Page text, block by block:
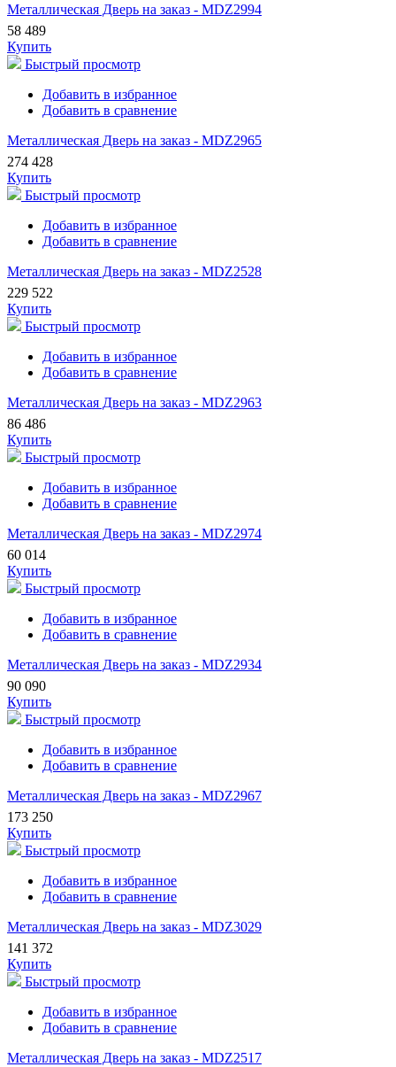
Металлическая Дверь на заказ - MDZ2994
58 489
Купить
Быстрый просмотр
Добавить в избранное
Добавить в сравнение
Металлическая Дверь на заказ - MDZ2965
274 428
Купить
Быстрый просмотр
Добавить в избранное
Добавить в сравнение
Металлическая Дверь на заказ - MDZ2528
229 522
Купить
Быстрый просмотр
Добавить в избранное
Добавить в сравнение
Металлическая Дверь на заказ - MDZ2963
86 486
Купить
Быстрый просмотр
Добавить в избранное
Добавить в сравнение
Металлическая Дверь на заказ - MDZ2974
60 014
Купить
Быстрый просмотр
Добавить в избранное
Добавить в сравнение
Металлическая Дверь на заказ - MDZ2934
90 090
Купить
Быстрый просмотр
Добавить в избранное
Добавить в сравнение
Металлическая Дверь на заказ - MDZ2967
173 250
Купить
Быстрый просмотр
Добавить в избранное
Добавить в сравнение
Металлическая Дверь на заказ - MDZ3029
141 372
Купить
Быстрый просмотр
Добавить в избранное
Добавить в сравнение
Металлическая Дверь на заказ - MDZ2517